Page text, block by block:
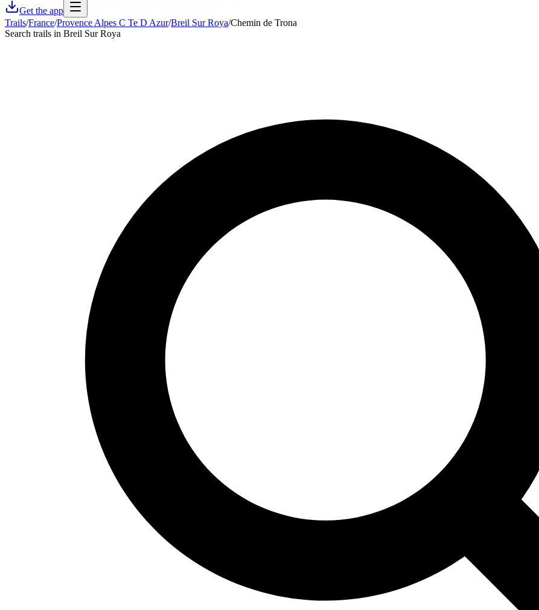
Get the app
Trails/France/Provence Alpes C Te D Azur/Breil Sur Roya/Chemin de Trona
Search trails in Breil Sur Roya